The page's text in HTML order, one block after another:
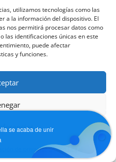
utilizamos tecnologías como las
a la información del dispositivo. El
nos permitirá procesar datos como
las identificaciones únicas en este
puede afectar
y funciones.
de privacidadAviso Legal
de que repita
de las mismas,
utilizando el
figurada y así
“diccionario
del curso
se acaba de unir